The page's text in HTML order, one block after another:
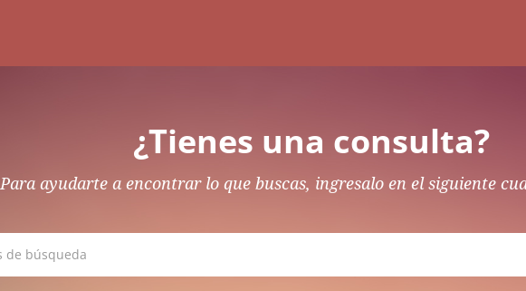
¿Tienes una consulta?
Para ayudarte a encontrar lo que buscas, ingresalo en el siguiente